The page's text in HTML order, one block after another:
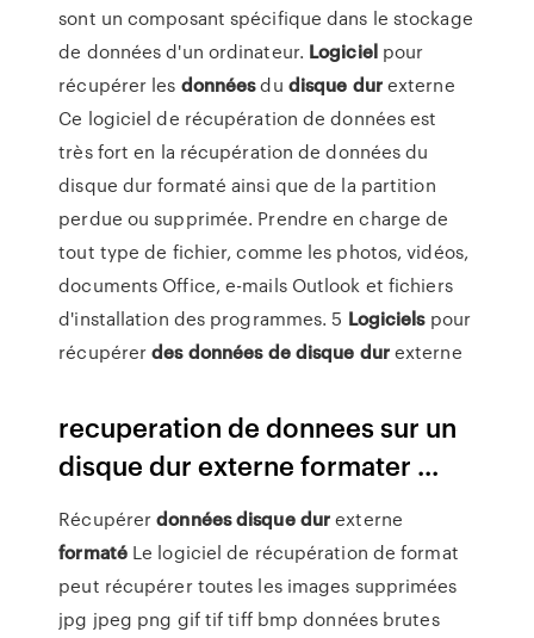
sont un composant spécifique dans le stockage
de données d'un ordinateur. Logicielpour
récupérer les donnéesdu disque durexterne
Ce logiciel de récupération de données est
très fort en la récupération de données du
disque dur formaté ainsi que de la partition
perdue ou supprimée. Prendre en charge de
tout type de fichier, comme les photos, vidéos,
documents Office, e-mails Outlook et fichiers
d'installation des programmes. 5 Logicielspour
récupérerdes données de disque durexterne
recuperation de donnees sur un
disque dur externe formater ...
Récupérerdonnéesdisque durexterne
formatéLe logiciel de récupération de format
peut récupérer toutes les images supprimées
jpg jpeg png gif tif tiff bmp données brutes